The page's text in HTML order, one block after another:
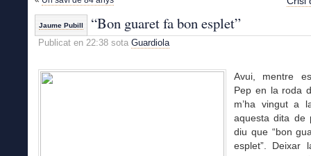
Jaume Pubill “Bon guaret fa bon esplet”
Publicat en 22:38 sota Guardiola
Avui, mentre
Pep en la roda
m’ha vingut a
aquesta dita de
diu que “bon
esplet”. Deixar